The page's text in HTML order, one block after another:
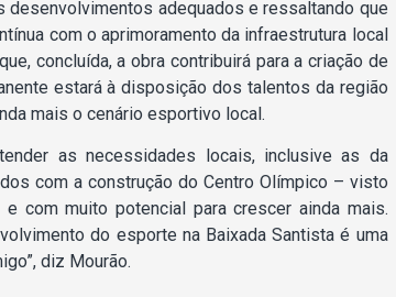
adequados e ressaltando que
com o aprimoramento da infraestrutura local
concluída, a obra contribuirá para a criação de
estará à disposição dos talentos da região
mais o cenário esportivo local.
as necessidades locais, inclusive as da
com a construção do Centro Olímpico – visto
com muito potencial para crescer ainda mais.
do esporte na Baixada Santista é uma
diz Mourão.